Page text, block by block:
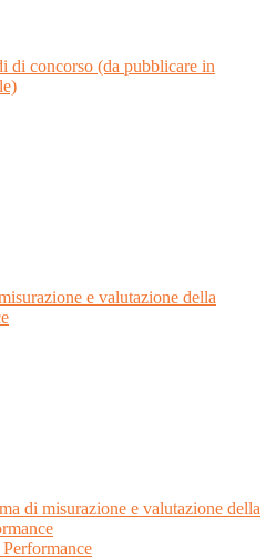
di concorso (da pubblicare in
e valutazione della
di misurazione e valutazione della